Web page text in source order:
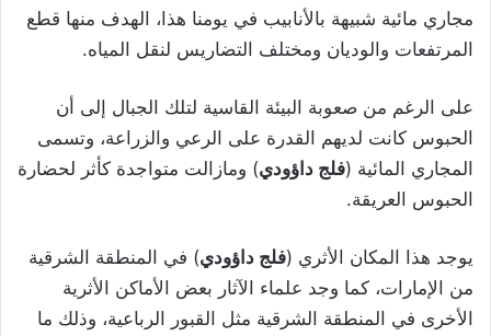
مجاري مائية شبيهة بالأنابيب في يومنا هذا، الهدف منها قطع
المرتفعات والوديان ومختلف التضاريس لنقل المياه.
على الرغم من صعوبة البيئة القاسية لتلك الجبال إلى أن
الحبوس كانت لديهم القدرة على الرعي والزراعة، وتسمى
المجاري المائية (فلج داؤودي) ومازالت متواجدة كأثر لحضارة
الحبوس العريقة.
يوجد هذا المكان الأثري (فلج داؤودي) في المنطقة الشرقية
من الإمارات، كما وجد علماء الآثار بعض الأماكن الأثرية
الأخرى في المنطقة الشرقية مثل القبور الرباعية، وذلك ما